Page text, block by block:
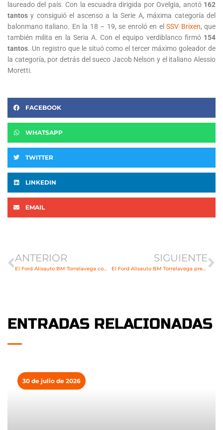
laureado del país. Con la escuadra dirigida por Ovelgia, anotó 162
tantos y consiguió el ascenso a la Serie A, máxima categoría del
balonmano italiano. En la 18 – 19, se enroló en elSSV Brixen, que
también milita en la Seria A. Con el equipo verdiblanco firmó 154
tantos. Un registro que le situó como el tercer máximo goleador de
la categoría, por detrás del sueco Jacob Nelson y el italiano Alessio
Moretti.
FACEBOOK
WHATSAPP
TWITTER
LINKEDIN
EMAIL
ANTERIOR
El Ford Alisauto BM Torrelavega comenzará el curso en Aranda de Duero
SIGUIENTE
El Ford Alisauto BM Torrelavega presume de carácter en su nueva campaña de abonados
ENTRADAS RELACIONADAS
30 de julio de 2026